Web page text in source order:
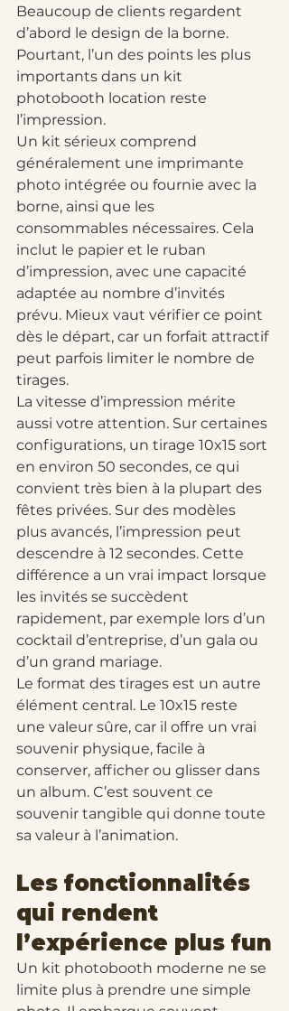
Beaucoup de clients regardent
d’abord le design de la borne.
Pourtant, l’un des points les plus
importants dans un kit
photobooth location reste
l’impression.
Un kit sérieux comprend
généralement une imprimante
photo intégrée ou fournie avec la
borne, ainsi que les
consommables nécessaires. Cela
inclut le papier et le ruban
d’impression, avec une capacité
adaptée au nombre d’invités
prévu. Mieux vaut vérifier ce point
dès le départ, car un forfait attractif
peut parfois limiter le nombre de
tirages.
La vitesse d’impression mérite
aussi votre attention. Sur certaines
configurations, un tirage 10x15 sort
en environ 50 secondes, ce qui
convient très bien à la plupart des
fêtes privées. Sur des modèles
plus avancés, l’impression peut
descendre à 12 secondes. Cette
différence a un vrai impact lorsque
les invités se succèdent
rapidement, par exemple lors d’un
cocktail d’entreprise, d’un gala ou
d’un grand mariage.
Le format des tirages est un autre
élément central. Le 10x15 reste
une valeur sûre, car il offre un vrai
souvenir physique, facile à
conserver, afficher ou glisser dans
un album. C’est souvent ce
souvenir tangible qui donne toute
sa valeur à l’animation.
Les fonctionnalités
qui rendent
l’expérience plus fun
Un kit photobooth moderne ne se
limite plus à prendre une simple